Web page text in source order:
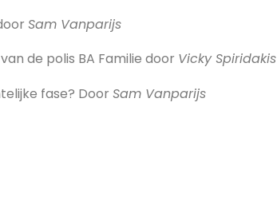
Sam Vanparijs
de polis BA Familie door Vicky Spiridakis
fase? Door Sam Vanparijs